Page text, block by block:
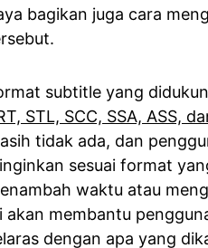
bagikan juga cara
subtitle yang
STL, SCC, SSA, ASS,
tidak ada, dan
sesuai format
waktu atau
akan membantu
dengan apa yang